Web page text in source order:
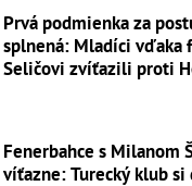
Prvá podmienka za
splnená: Mladíci vďaka
Seličovi zvíťazili proti
Fenerbahce s Milanom
víťazne: Turecký klub si